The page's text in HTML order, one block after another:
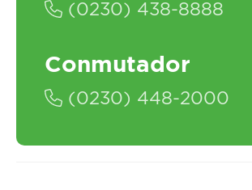
(0230) 438-8888
Conmutador
(0230) 448-2000